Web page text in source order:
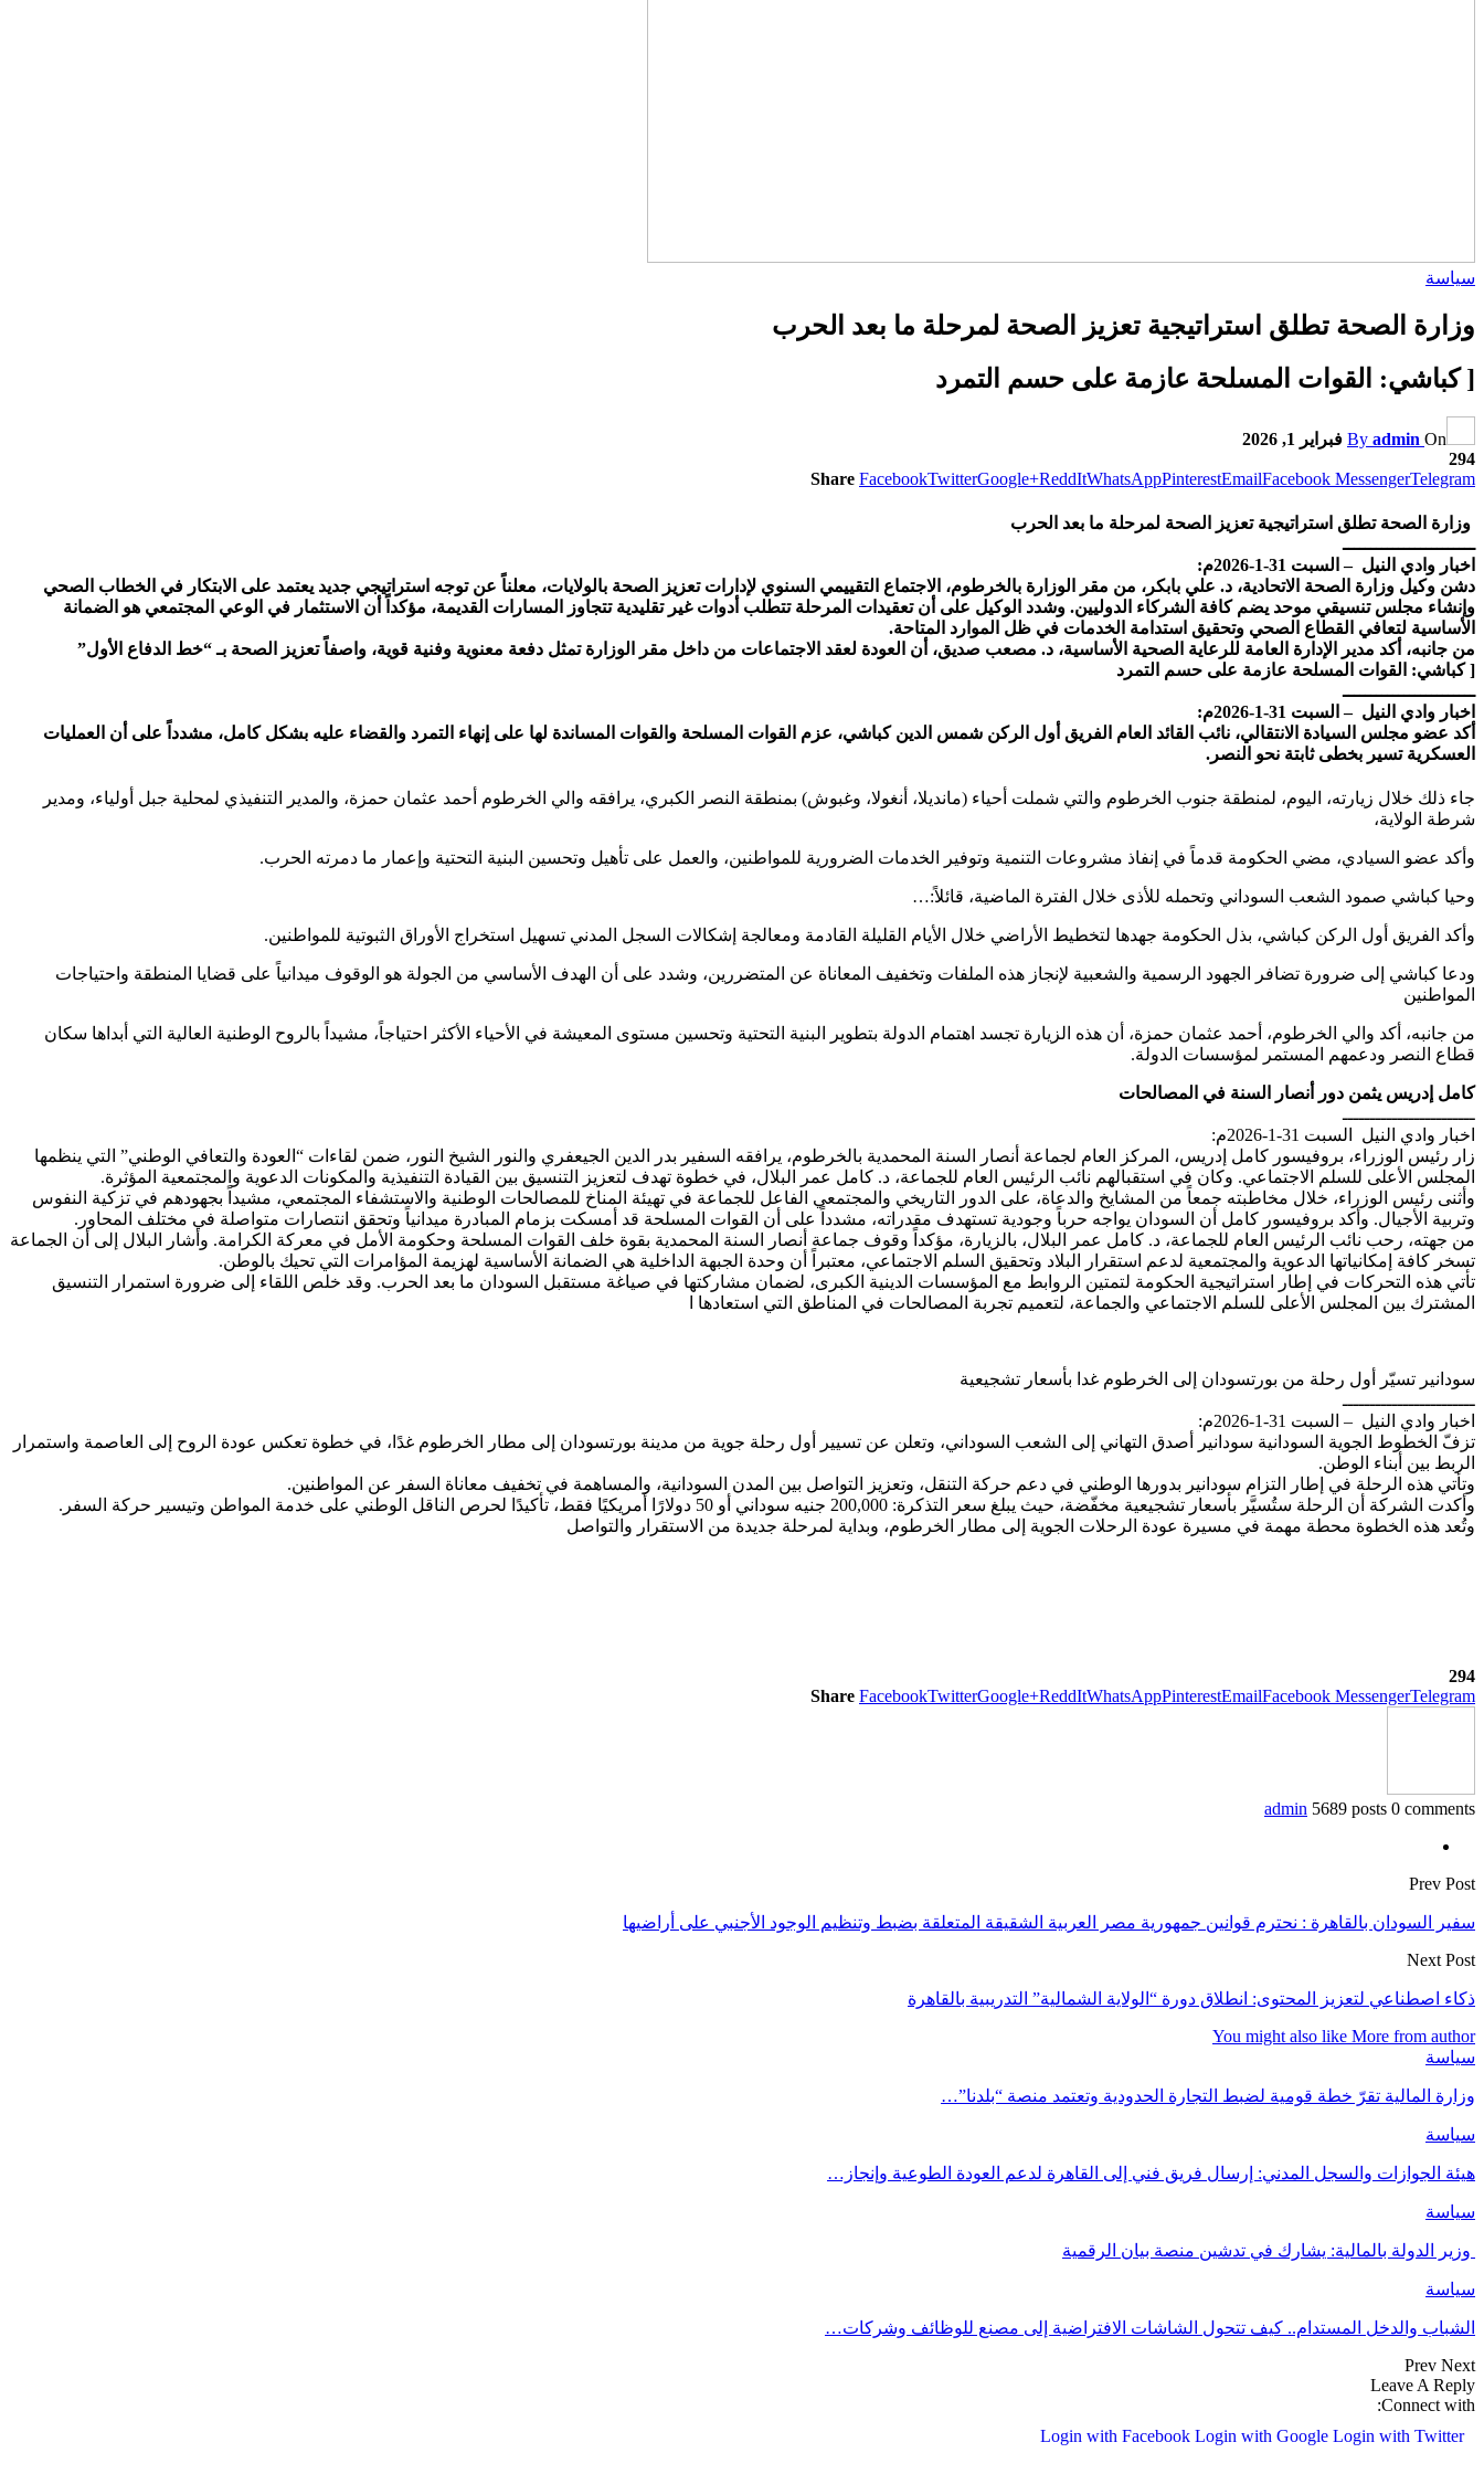
سياسة
وزارة الصحة تطلق استراتيجية تعزيز الصحة لمرحلة ما بعد الحرب
[ كباشي: القوات المسلحة عازمة على حسم التمرد
By admin On
فبراير 1, 2026
294
Share FacebookTwitterGoogle+ReddItWhatsAppPinterestEmailFacebook MessengerTelegram
وزارة الصحة تطلق استراتيجية تعزيز
الصحة لمرحلة ما بعد الحرب
ــــــــــــــــــــــــ
اخبار وادي النيل – السبت 31-1-2026م:
​دشن وكيل وزارة الصحة الاتحادية، د. علي بابكر، من مقر الوزارة بالخرطوم، الاجتماع التقييمي السنوي لإدارات تعزيز الصحة بالولايات، معلناً عن توجه استراتيجي جديد يعتمد على الابتكار في الخطاب الصحي
وإنشاء مجلس تنسيقي موحد يضم كافة الشركاء الدوليين. وشدد الوكيل على أن تعقيدات المرحلة تتطلب أدوات غير تقليدية تتجاوز المسارات القديمة، مؤكداً أن الاستثمار في الوعي المجتمعي هو الضمانة
الأساسية لتعافي القطاع الصحي وتحقيق استدامة الخدمات في ظل الموارد المتاحة.
​من جانبه، أكد مدير الإدارة العامة للرعاية الصحية الأساسية، د. مصعب صديق، أن العودة لعقد الاجتماعات من داخل مقر الوزارة تمثل دفعة معنوية وفنية قوية، واصفاً تعزيز الصحة بـ “خط الدفاع الأول”
[كباشي: القوات المسلحة عازمة على حسم التمرد
ــــــــــــــــــــــــ
اخبار وادي النيل – السبت 31-1-2026م:
​أكد عضو مجلس السيادة الانتقالي، نائب القائد العام الفريق أول الركن شمس الدين كباشي، عزم القوات المسلحة والقوات المساندة لها على إنهاء التمرد والقضاء عليه بشكل كامل، مشدداً على أن العمليات
العسكرية تسير بخطى ثابتة نحو النصر.
​جاء ذلك خلال زيارته، اليوم، لمنطقة جنوب الخرطوم والتي شملت أحياء (مانديلا، أنغولا، وغبوش) بمنطقة النصر الكبري، يرافقه والي الخرطوم أحمد عثمان حمزة، والمدير التنفيذي لمحلية جبل أولياء، ومدير
شرطة الولاية،
وأكد عضو السيادي، مضي الحكومة قدماً في إنفاذ مشروعات التنمية وتوفير الخدمات الضرورية للمواطنين، والعمل على تأهيل وتحسين البنية التحتية وإعمار ما دمرته الحرب.
وحيا كباشي صمود الشعب السوداني وتحمله للأذى خلال الفترة الماضية، قائلاً:…
وأكد الفريق أول الركن كباشي، بذل الحكومة جهدها لتخطيط الأراضي خلال الأيام القليلة القادمة ومعالجة إشكالات السجل المدني تسهيل استخراج الأوراق الثبوتية للمواطنين.
​ودعا كباشي إلى ضرورة تضافر الجهود الرسمية والشعبية لإنجاز هذه الملفات وتخفيف المعاناة عن المتضررين، وشدد على أن الهدف الأساسي من الجولة هو الوقوف ميدانياً على قضايا المنطقة واحتياجات
المواطنين
​من جانبه، أكد والي الخرطوم، أحمد عثمان حمزة، أن هذه الزيارة تجسد اهتمام الدولة بتطوير البنية التحتية وتحسين مستوى المعيشة في الأحياء الأكثر احتياجاً، مشيداً بالروح الوطنية العالية التي أبداها سكان
قطاع النصر ودعمهم المستمر لمؤسسات الدولة.
كامل إدريس يثمن دور أنصار السنة في المصالحات
ــــــــــــــــــــــــ
اخبار وادي النيل السبت 31-1-2026م:
​زار رئيس الوزراء، بروفيسور كامل إدريس، المركز العام لجماعة أنصار السنة المحمدية بالخرطوم، يرافقه السفير بدر الدين الجيعفري والنور الشيخ النور، ضمن لقاءات “العودة والتعافي الوطني” التي ينظمها
المجلس الأعلى للسلم الاجتماعي. وكان في استقبالهم نائب الرئيس العام للجماعة، د. كامل عمر البلال، في خطوة تهدف لتعزيز التنسيق بين القيادة التنفيذية والمكونات الدعوية والمجتمعية المؤثرة.
​وأثنى رئيس الوزراء، خلال مخاطبته جمعاً من المشايخ والدعاة، على الدور التاريخي والمجتمعي الفاعل للجماعة في تهيئة المناخ للمصالحات الوطنية والاستشفاء المجتمعي، مشيداً بجهودهم في تزكية النفوس
وتربية الأجيال. وأكد بروفيسور كامل أن السودان يواجه حرباً وجودية تستهدف مقدراته، مشدداً على أن القوات المسلحة قد أمسكت بزمام المبادرة ميدانياً وتحقق انتصارات متواصلة في مختلف المحاور.
​من جهته، رحب نائب الرئيس العام للجماعة، د. كامل عمر البلال، بالزيارة، مؤكداً وقوف جماعة أنصار السنة المحمدية بقوة خلف القوات المسلحة وحكومة الأمل في معركة الكرامة. وأشار البلال إلى أن الجماعة
تسخر كافة إمكانياتها الدعوية والمجتمعية لدعم استقرار البلاد وتحقيق السلم الاجتماعي، معتبراً أن وحدة الجبهة الداخلية هي الضمانة الأساسية لهزيمة المؤامرات التي تحيك بالوطن.
​تأتي هذه التحركات في إطار استراتيجية الحكومة لتمتين الروابط مع المؤسسات الدينية الكبرى، لضمان مشاركتها في صياغة مستقبل السودان ما بعد الحرب. وقد خلص اللقاء إلى ضرورة استمرار التنسيق
المشترك بين المجلس الأعلى للسلم الاجتماعي والجماعة، لتعميم تجربة المصالحات في المناطق التي استعادها ا
سودانير تسيّر أول رحلة من بورتسودان إلى الخرطوم غدا بأسعار تشجيعية
ــــــــــــــــــــــــ
اخبار وادي النيل – السبت 31-1-2026م:
تزفّ الخطوط الجوية السودانية سودانير أصدق التهاني إلى الشعب السوداني، وتعلن عن تسيير أول رحلة جوية من مدينة بورتسودان إلى مطار الخرطوم غدًا، في خطوة تعكس عودة الروح إلى العاصمة واستمرار
الربط بين أبناء الوطن.
وتأتي هذه الرحلة في إطار التزام سودانير بدورها الوطني في دعم حركة التنقل، وتعزيز التواصل بين المدن السودانية، والمساهمة في تخفيف معاناة السفر عن المواطنين.
وأكدت الشركة أن الرحلة ستُسيَّر بأسعار تشجيعية مخفّضة، حيث يبلغ سعر التذكرة: 200,000 جنيه سوداني أو 50 دولارًا أمريكيًا فقط، تأكيدًا لحرص الناقل الوطني على خدمة المواطن وتيسير حركة السفر.
وتُعد هذه الخطوة محطة مهمة في مسيرة عودة الرحلات الجوية إلى مطار الخرطوم، وبداية لمرحلة جديدة من الاستقرار والتواصل
294
Share FacebookTwitterGoogle+ReddItWhatsAppPinterestEmailFacebook MessengerTelegram
admin 5689 posts 0 comments
Prev Post
سفير السودان بالقاهرة : نحترم قوانين جمهورية مصر العربية الشقيقة المتعلقة بضبط وتنظيم الوجود الأجنبي على أراضيها
Next Post
ذكاء اصطناعي لتعزيز المحتوى: انطلاق دورة “الولاية الشمالية” التدريبية بالقاهرة
You might also like More from author
سياسة
وزارة المالية تقرّ خطة قومية لضبط التجارة الحدودية وتعتمد منصة “بلدنا”…
سياسة
هيئة الجوازات والسجل المدني: إرسال فريق فني إلى القاهرة لدعم العودة الطوعية وإنجاز…
سياسة
وزير الدولة بالمالية: يشارك في تدشين منصة بيان الرقمية
سياسة
الشباب والدخل المستدام.. كيف تتحول الشاشات الافتراضية إلى مصنع للوظائف وشركات…
Prev Next
Leave A Reply
Connect with:
Login with Facebook Login with Google Login with Twitter